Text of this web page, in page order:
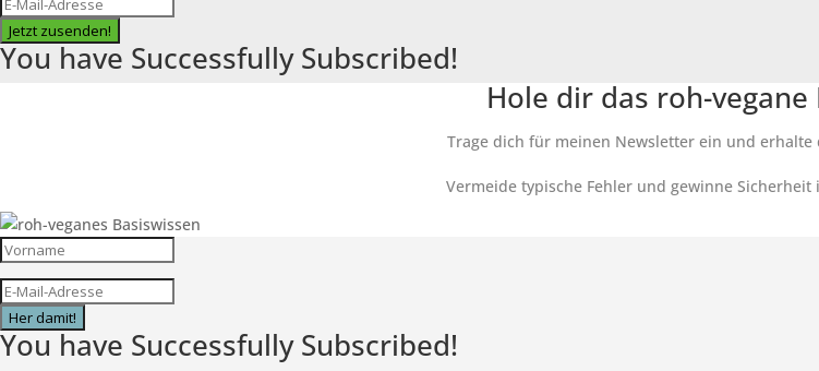
Jetzt zusenden!
You have Successfully Subscribed!
Hole dir das roh-vegane
Trage dich für meinen Newsletter ein und erhalte
Vermeide typische Fehler und gewinne
Her damit!
You have Successfully Subscribed!